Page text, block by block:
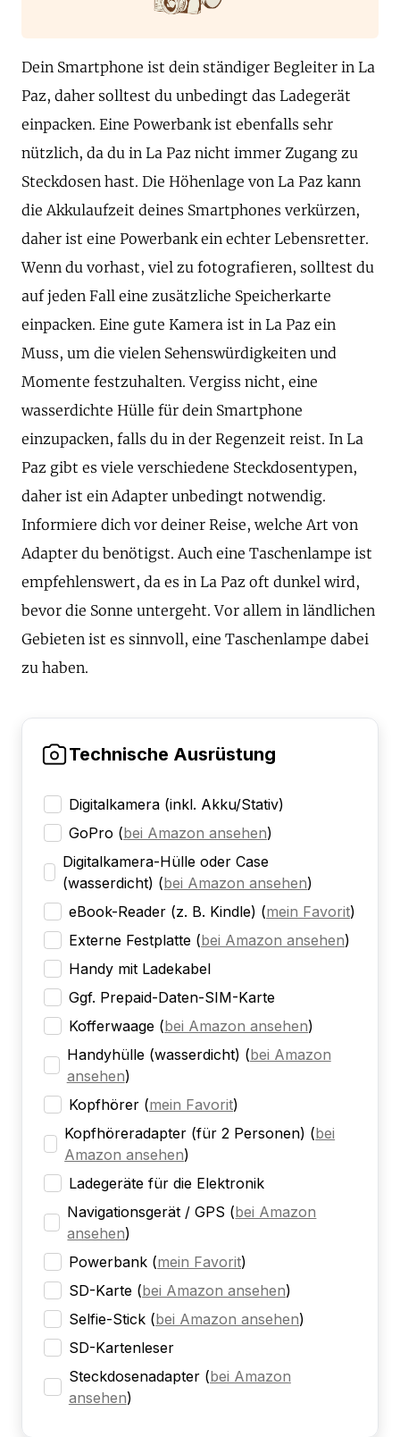
Dein Smartphone ist dein ständiger Begleiter in La
Paz, daher solltest du unbedingt das Ladegerät
einpacken. Eine Powerbank ist ebenfalls sehr
nützlich, da du in La Paz nicht immer Zugang zu
Steckdosen hast. Die Höhenlage von La Paz kann
die Akkulaufzeit deines Smartphones verkürzen,
daher ist eine Powerbank ein echter Lebensretter.
Wenn du vorhast, viel zu fotografieren, solltest du
auf jeden Fall eine zusätzliche Speicherkarte
einpacken. Eine gute Kamera ist in La Paz ein
Muss, um die vielen Sehenswürdigkeiten und
Momente festzuhalten. Vergiss nicht, eine
wasserdichte Hülle für dein Smartphone
einzupacken, falls du in der Regenzeit reist. In La
Paz gibt es viele verschiedene Steckdosentypen,
daher ist ein Adapter unbedingt notwendig.
Informiere dich vor deiner Reise, welche Art von
Adapter du benötigst. Auch eine Taschenlampe ist
empfehlenswert, da es in La Paz oft dunkel wird,
bevor die Sonne untergeht. Vor allem in ländlichen
Gebieten ist es sinnvoll, eine Taschenlampe dabei
zu haben.
Technische Ausrüstung
Digitalkamera (inkl. Akku/Stativ)
GoPro (bei Amazon ansehen)
Digitalkamera-Hülle oder Case
(wasserdicht) (bei Amazon ansehen)
eBook-Reader (z. B. Kindle) (mein Favorit)
Externe Festplatte (bei Amazon ansehen)
Handy mit Ladekabel
Ggf. Prepaid-Daten-SIM-Karte
Kofferwaage (bei Amazon ansehen)
Handyhülle (wasserdicht) (bei Amazon
ansehen)
Kopfhörer (mein Favorit)
Kopfhöreradapter (für 2 Personen) (bei
Amazon ansehen)
Ladegeräte für die Elektronik
Navigationsgerät / GPS (bei Amazon
ansehen)
Powerbank (mein Favorit)
SD-Karte (bei Amazon ansehen)
Selfie-Stick (bei Amazon ansehen)
SD-Kartenleser
Steckdosenadapter (bei Amazon
ansehen)